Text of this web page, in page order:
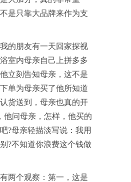
是只靠大品牌来作为支
的朋友有一天回家探视
室内母亲自己上拼多多
立刻告知母亲，这不是
单为母亲买了他所知道
货送到，母亲也真的开
他问母亲，怎样，他买的
?母亲轻描淡写说：我用
?不知道你浪费这个钱做
两个观察：第一，这是